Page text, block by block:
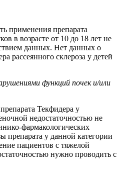
применения препарата
в возрасте от 10 до 18 лет не
данных. Нет данных о
рассеянного склероза у детей
функций почек и/или
Текфидера у
недостаточностью не
фармакологических
препарата у данной категории
пациентов с тяжелой
нужно проводить с